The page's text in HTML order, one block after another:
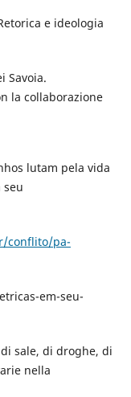
e ideologia
Savoia.
la collaborazione
lutam pela vida
seu
conflito/pa-
em-seu-
sale, di droghe, di
nella